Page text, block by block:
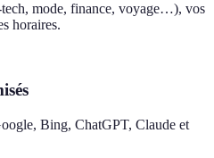
mode, finance, voyage…), vos
horaires.
Bing, ChatGPT, Claude et